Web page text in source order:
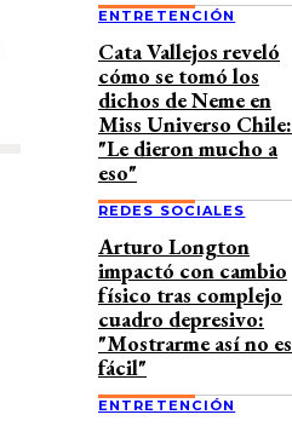
ENTRETENCIÓN
Cata Vallejos reveló
cómo se tomó los
dichos de Neme en
Miss Universo Chile:
"Le dieron mucho a
eso"
REDES SOCIALES
Arturo Longton
impactó con cambio
físico tras complejo
cuadro depresivo:
"Mostrarme así no es
fácil"
ENTRETENCIÓN